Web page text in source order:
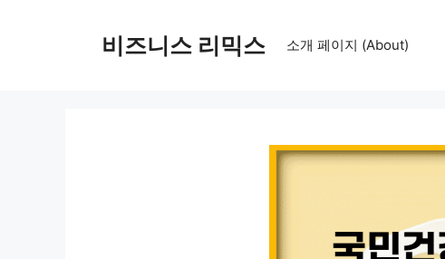
비즈니스 리믹스 소개 페이지 (About)